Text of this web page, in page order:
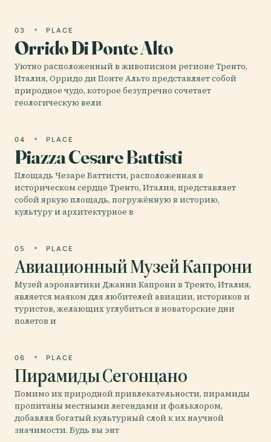
03 PLACE
Orrido Di Ponte Alto
Уютно расположенный в живописном регионе Тренто,
Италия, Орридо ди Понте Альто представляет собой
природное чудо, которое безупречно сочетает
геологическую вели
04 PLACE
Piazza Cesare Battisti
Площадь Чезаре Баттисти, расположенная в
историческом сердце Тренто, Италия, представляет
собой яркую площадь, погружённую в историю,
культуру и архитектурное в
05 PLACE
Авиационный Музей Капрони
Музей аэронавтики Джанни Капрони в Тренто, Италия,
является маяком для любителей авиации, историков и
туристов, желающих углубиться в новаторские дни
полетов и
06 PLACE
Пирамиды Сегонцано
Помимо их природной привлекательности, пирамиды
пропитаны местными легендами и фольклором,
добавляя богатый культурный слой к их научной
значимости. Будь вы энт